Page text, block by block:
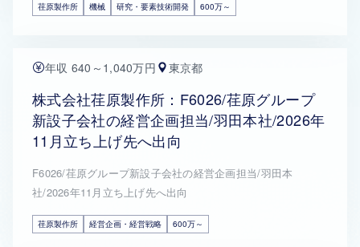
荏原製作所 機械 研究・要素技術開発 600万～
年収 640～1,040万円 東京都
株式会社荏原製作所：F6026/荏原グループ
新設子会社の経営企画担当/羽田本社/2026年
11月立ち上げ先へ出向
F6026/荏原グループ新設子会社の経営企画担当/羽田本
社/2026年11月立ち上げ先へ出向
荏原製作所 経営企画・経営戦略 600万～